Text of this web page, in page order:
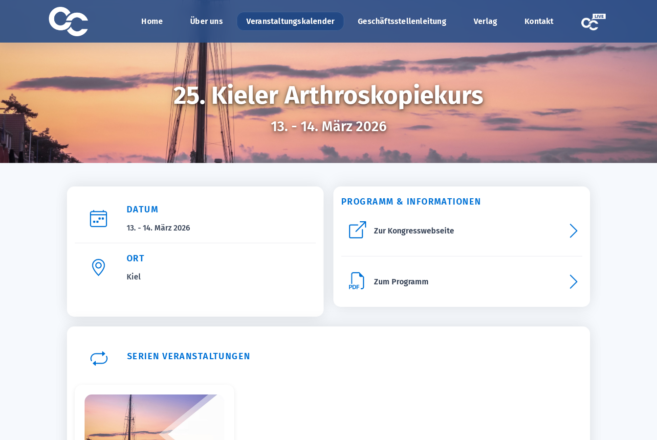
Home Über uns Veranstaltungskalender Geschäftsstellenleitung Verlag Kontakt
25. Kieler Arthroskopiekurs
13. - 14. März 2026
DATUM
13. - 14. März 2026
ORT
Kiel
PROGRAMM & INFORMATIONEN
Zur Kongresswebseite
Zum Programm
SERIEN VERANSTALTUNGEN